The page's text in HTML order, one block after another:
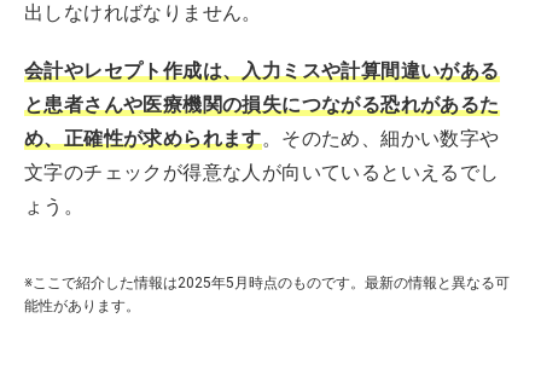
出しなければなりません。
会計やレセプト作成は、入力ミスや計算間違いがある
と患者さんや医療機関の損失につながる恐れがあるた
め、正確性が求められます。そのため、細かい数字や
文字のチェックが得意な人が向いているといえるでし
ょう。
※ここで紹介した情報は2025年5月時点のものです。最新の情報と異なる可
能性があります。